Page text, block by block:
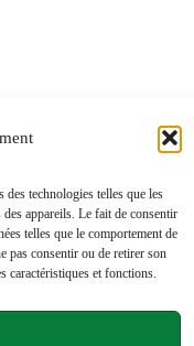
technologies telles que les
appareils. Le fait de consentir
telles que le comportement de
pas consentir ou de retirer son
caractéristiques et fonctions.